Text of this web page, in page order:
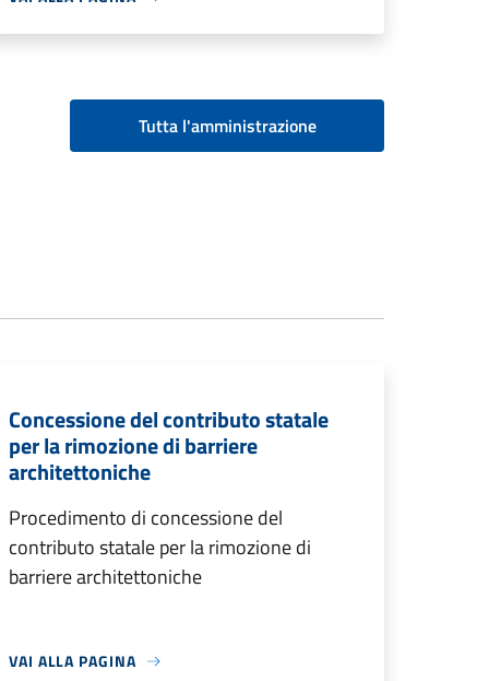
Tutta l'amministrazione
Concessione del contributo statale
per la rimozione di barriere
architettoniche
Procedimento di concessione del
contributo statale per la rimozione di
barriere architettoniche
VAI ALLA PAGINA